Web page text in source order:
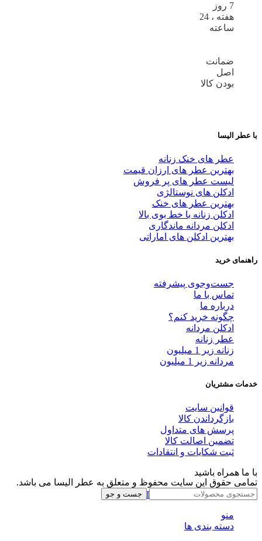
7 روز
هفته ، 24
ساعته
ضمانت
اصل
بودن کالا
با عطر الیسا
عطر های خنک زنانه
بهترین عطر های ارزان قیمت
لیست عطر های پر فروش
ادکلن های نوستالژی
بهترین عطر های خنک
ادکلن زنانه با خط بوی بالا
ادکلن مردانه ماندگاری
بهترین ادکلن های اماراتی
راهنمای خرید
جست‌وجوی پیشرفته
تماس با ما
درباره ما
چگونه خرید کنم؟
ادکلن مردانه
عطر زنانه
زنانه زیر 1 میلیون
مردانه زیر 1 میلیون
خدمات مشتریان
قوانین سایت
بازگرداندن کالا
پرسش های متداول
تضمین اصالت کالا
ثبت شکایات و انتقادات
با ما همراه باشید
Telegram Whatsapp Instagram
تمامی حقوق این سایت محفوظ و متعلق به عطر الیسا می باشد.
جست و جو
منو
دسته بندی ها